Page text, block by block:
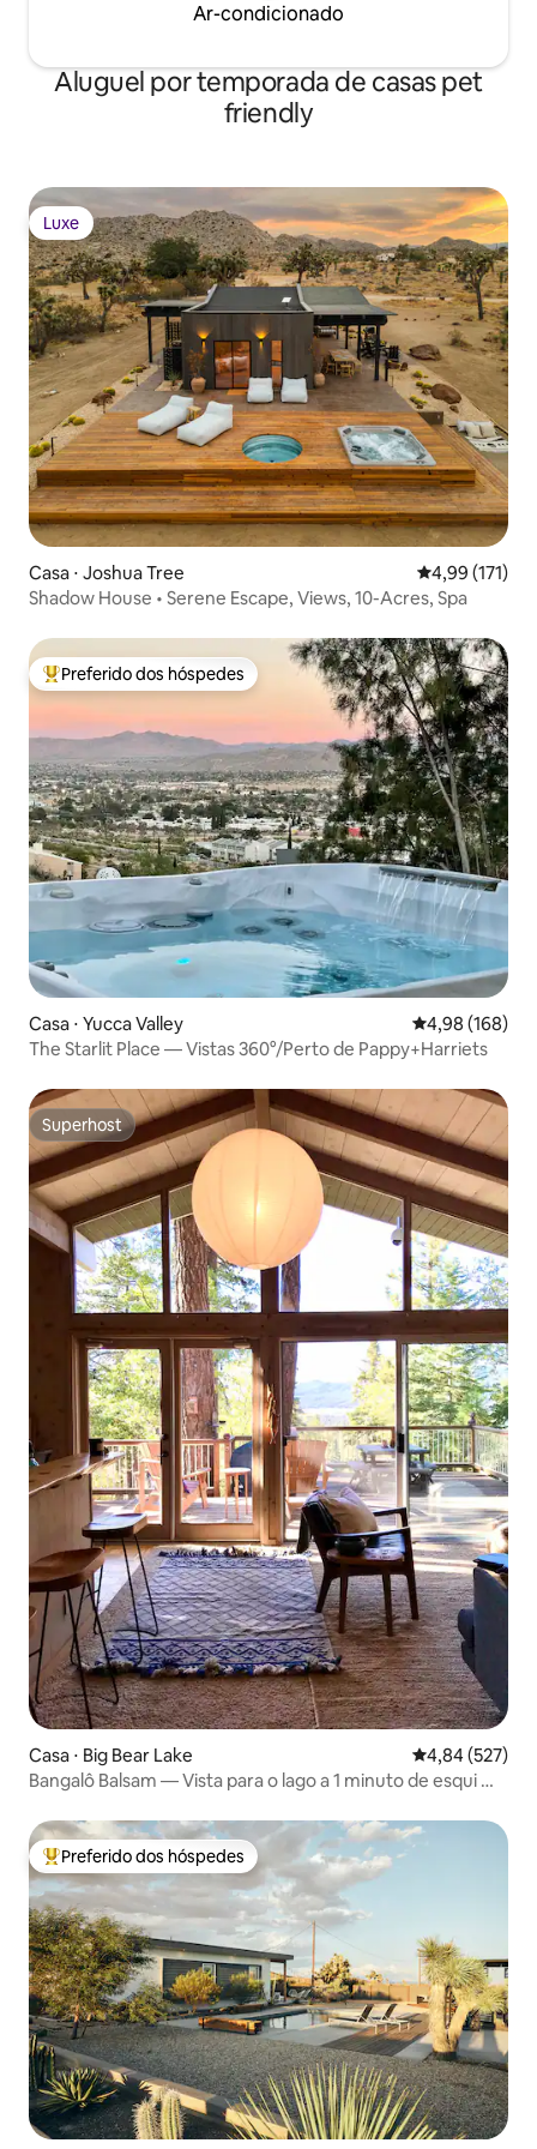
Ar-condicionado
Aluguel por temporada de casas pet
friendly
Luxe
Luxe
Casa ⋅ Joshua Tree 4,99 de uma
4,99 (171)
Shadow House • Serene Escape, Views, 10-Acres, Spa
Entre os melhores preferidos dos hóspedes
Preferido dos hóspedes
Casa ⋅ Yucca Valley 4,98 de uma
4,98 (168)
The Starlit Place — Vistas 360°/Perto de Pappy+Harriets
Superhost
Superhost
Casa ⋅ Big Bear Lake 4,84 de uma
4,84 (527)
Bangalô Balsam — Vista para o lago a 1 minuto de esqui —
Entre os melhores preferidos dos hóspedes
Preferido dos hóspedes